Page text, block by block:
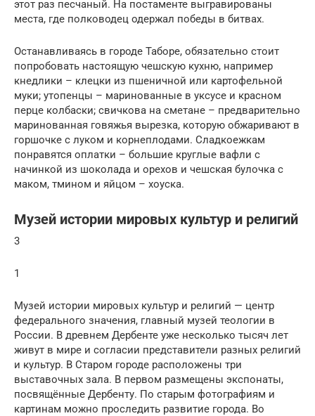
этот раз песчаный. На постаменте выгравированы
места, где полководец одержал победы в битвах.
Останавливаясь в городе Таборе, обязательно стоит
попробовать настоящую чешскую кухню, например
кнедлики – клецки из пшеничной или картофельной
муки; утопенцы – маринованные в уксусе и красном
перце колбаски; свичкова на сметане – предварительно
маринованная говяжья вырезка, которую обжаривают в
горшочке с луком и корнеплодами. Сладкоежкам
понравятся оплатки – большие круглые вафли с
начинкой из шоколада и орехов и чешская булочка с
маком, тмином и яйцом – хоуска.
Музей истории мировых культур и религий
3
1
Музей истории мировых культур и религий — центр
федерального значения, главный музей теологии в
России. В древнем Дербенте уже несколько тысяч лет
живут в мире и согласии представители разных религий
и культур. В Старом городе расположены три
выставочных зала. В первом размещены экспонаты,
посвящённые Дербенту. По старым фотографиям и
картинам можно проследить развитие города. Во